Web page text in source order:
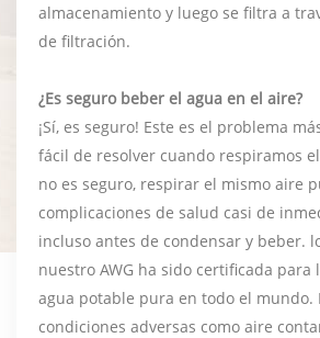
almacenamiento y luego se filtra a
de filtración.
¿Es seguro beber el agua en el aire?
¡Sí, es seguro! Este es el problema
fácil de resolver cuando respiramos
no es seguro, respirar el mismo aire
complicaciones de salud casi de
incluso antes de condensar y beber.
nuestro AWG ha sido certificada para
agua potable pura en todo el mundo.
condiciones adversas como aire